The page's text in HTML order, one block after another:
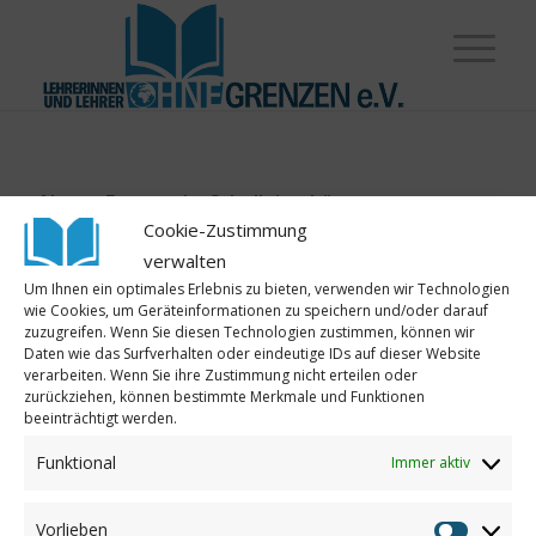
Cookie-Zustimmung
verwalten
Um Ihnen ein optimales Erlebnis zu bieten, verwenden wir Technologien
wie Cookies, um Geräteinformationen zu speichern und/oder darauf
zuzugreifen. Wenn Sie diesen Technologien zustimmen, können wir
Daten wie das Surfverhalten oder eindeutige IDs auf dieser Website
verarbeiten. Wenn Sie ihre Zustimmung nicht erteilen oder
zurückziehen, können bestimmte Merkmale und Funktionen
beeinträchtigt werden.
Funktional Immer aktiv
Vorlieben
Neues Fenster im Schulleiterbüro
Mit Hilfe von Spenden konnte in unserer
Partnerschule in Tomegbé, Togonun das Fenster
des Schulleiterbüros erneuert werden. Dieses war
marode und dadurch nicht mehr einbruchsicher.
Im Büro des Schulleiters befindet sich der PC und
der W-LAN-Anschluss, der von Lehrerinnen und
Lehrer ohne Grenzen finanziert wird. Auch die Tür
zum Lehrerzimmer wird derzeit dank Spenden